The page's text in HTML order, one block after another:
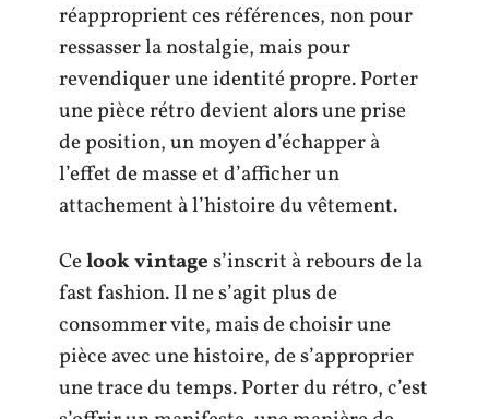
réapproprient ces références, non pour
ressasser la nostalgie, mais pour
revendiquer une identité propre. Porter
une pièce rétro devient alors une prise
de position, un moyen d’échapper à
l’effet de masse et d’afficher un
attachement à l’histoire du vêtement.
Celook vintages’inscrit à rebours de la
fast fashion. Il ne s’agit plus de
consommer vite, mais de choisir une
pièce avec une histoire, de s’approprier
une trace du temps. Porter du rétro, c’est